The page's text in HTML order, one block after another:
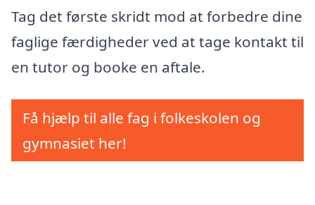
Tag det første skridt mod at forbedre dine
faglige færdigheder ved at tage kontakt til
en tutor og booke en aftale.
Få hjælp til alle fag i folkeskolen og
gymnasiet her!